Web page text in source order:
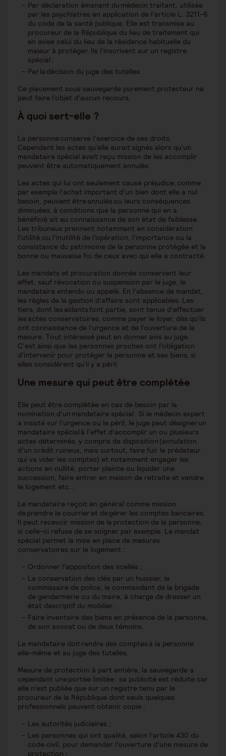
Par déclaration émanant du médecin traitant, utilisée
par les psychiatres en application de l’article L. 3211-6
du code de la santé publique. Elle est transmise au
procureur de la République du lieu de traitement qui
en avise celui du lieu de la résidence habituelle du
majeur à protéger. Ils l’inscrivent sur un registre
spécial ;
Par la décision du juge des tutelles.
Ce placement sous sauvegarde purement protecteur ne
peut faire l’objet d’aucun recours.
À quoi sert-elle ?
La personne conserve l’exercice de ses droits.
Cependant les actes qu’elle aurait signés alors qu’un
mandataire spécial avait reçu mission de les accomplir
peuvent être automatiquement annulés.
Les actes qui lui ont seulement causé préjudice, comme
par exemple l’achat important d’un bien dont elle a nul
besoin, peuvent être annulés ou leurs conséquences
diminuées, à conditions que la personne qui en a
bénéficié ait eu connaissance de son état de faiblesse.
Les tribunaux prennent notamment en considération
l’utilité ou l’inutilité de l’opération, l’importance ou la
consistance du patrimoine de la personne protégée et la
bonne ou mauvaise foi de ceux avec qui elle a contracté.
Les mandats et procuration donnés conservent leur
effet, sauf révocation ou suspension par le juge, le
mandataire entendu ou appelé. En l’absence de mandat,
les règles de la gestion d’affaire sont applicables. Les
tiers, dont les aidants font partie, sont tenus d’effectuer
les actes conservatoires, comme payer le loyer, dès qu’ils
ont connaissance de l’urgence et de l’ouverture de la
mesure. Tout intéressé peut en donner avis au juge.
C’est ainsi que les personnes proches ont l’obligation
d’intervenir pour protéger la personne et ses biens, si
elles considèrent qu’il y a péril.
Une mesure qui peut être complétée
Elle peut être complétée en cas de besoin par la
nomination d’un mandataire spécial . Si le médecin expert
a insisté sur l’urgence ou le péril, le juge peut désigner un
mandataire spécial à l’effet d’accomplir un ou plusieurs
actes déterminés, y compris de disposition (annulation
d’un crédit ruineux, mais surtout, faire fuir le prédateur
qui va vider les comptes) et notamment engager les
actions en nullité, porter plainte ou liquider une
succession, faire entrer en maison de retraite et vendre
le logement etc…
Le mandataire reçoit en général comme mission
de prendre le courrier et de gérer les comptes bancaires.
Il peut recevoir mission de la protection de la personne,
si celle-ci refuse de se soigner par exemple. Le mandat
spécial permet la mise en place de mesures
conservatoires sur le logement :
Ordonner l’apposition des scellés ;
La conservation des clés par un huissier, le
commissaire de police, le commandant de la brigade
de gendarmerie ou du maire, à charge de dresser un
état descriptif du mobilier ;
Faire inventaire des biens en présence de la personne,
de son avocat ou de deux témoins.
Le mandataire doit rendre des comptes à la personne
elle-même et au juge des tutelles.
Mesure de protection à part entière, la sauvegarde a
cependant une portée limitée : sa publicité est réduite car
elle n’est publiée que sur un registre tenu par le
procureur de la République dont seuls quelques
professionnels peuvent obtenir copie :
Les autorités judiciaires ;
Les personnes qui ont qualité, selon l’article 430 du
code civil, pour demander l’ouverture d’une mesure de
protection ;